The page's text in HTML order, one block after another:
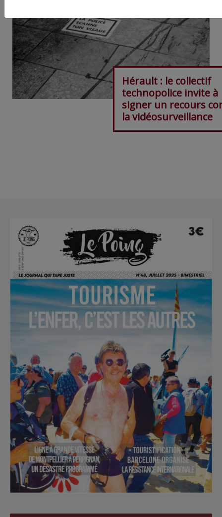
Hérault : le collectif
technopolice invite à
signer un recours
la vidéosurveillance